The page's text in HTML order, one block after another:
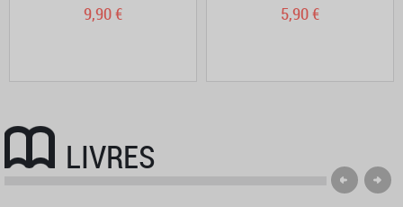
9,90 € 5,90 €
LIVRES